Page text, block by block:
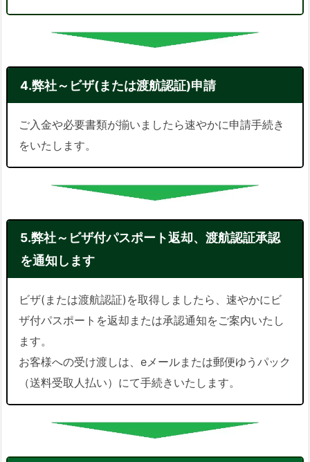
4.弊社～ビザ(または渡航認証)申請
ご入金や必要書類が揃いましたら速やかに申請手続き
をいたします。
5.弊社～ビザ付パスポート返却、渡航認証承認
を通知します
ビザ(または渡航認証)を取得しましたら、速やかにビ
ザ付パスポートを返却または承認通知をご案内いたし
ます。
お客様への受け渡しは、eメールまたは郵便ゆうパック
（送料受取人払い）にて手続きいたします。